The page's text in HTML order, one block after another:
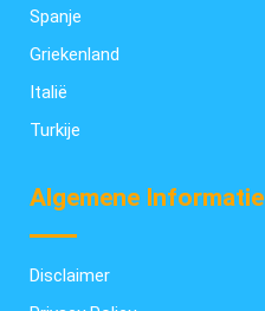
Spanje
Griekenland
Italië
Turkije
Algemene Informatie
Disclaimer